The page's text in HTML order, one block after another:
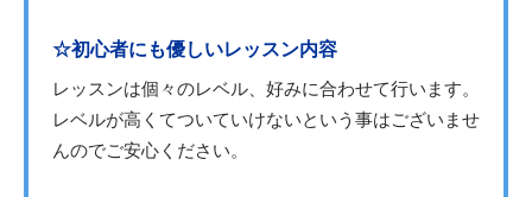
☆初心者にも優しいレッスン内容
レッスンは個々のレベル、好みに合わせて行います。
レベルが高くてついていけないという事はございませ
んのでご安心ください。